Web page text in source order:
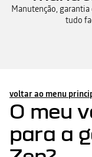
Manutenção,
tudo
voltar ao menu
O meu
para a